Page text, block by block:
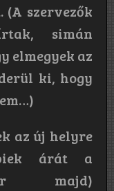
szervezők
simán
elmegyek az
ki, hogy
az új helyre
árát a
majd)